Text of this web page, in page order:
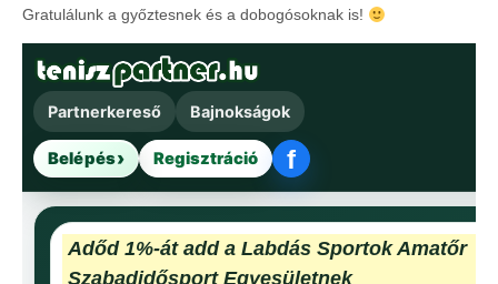
Gratulálunk a győztesnek és a dobogósoknak is!